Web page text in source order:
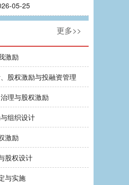
05-25
更多>>
激励
股权激励与投融资管理
理与股权激励
组织设计
激励
股权设计
与实施